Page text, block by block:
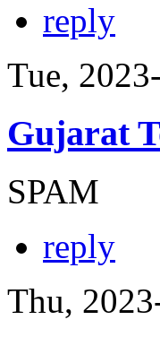
reply
Tue,
Gujarat
SPAM
reply
Thu,